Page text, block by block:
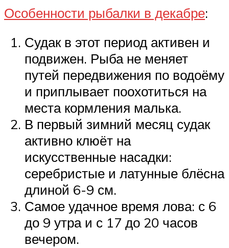
Особенности рыбалки в декабре:
Судак в этот период активен и
подвижен. Рыба не меняет
путей передвижения по водоёму
и приплывает поохотиться на
места кормления малька.
В первый зимний месяц судак
активно клюёт на
искусственные насадки:
серебристые и латунные блёсна
длиной 6-9 см.
Самое удачное время лова: с 6
до 9 утра и с 17 до 20 часов
вечером.